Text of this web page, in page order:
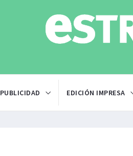
PUBLICIDAD EDICIÓN IMPRESA